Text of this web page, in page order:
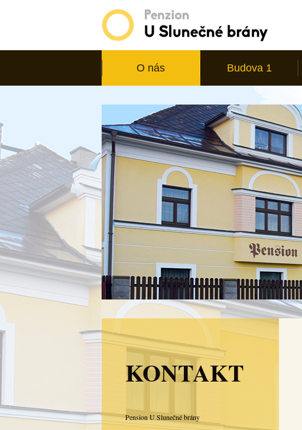
O nás Budova 1
KONTAKT
Pension U Slunečné brány